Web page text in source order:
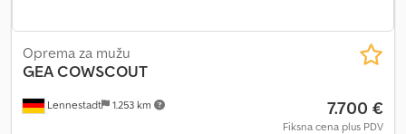
Lennestadt 1.253 km
Oprema za mužu
GEACOWSCOUT
7.700 €
Fiksna cena plus PDV